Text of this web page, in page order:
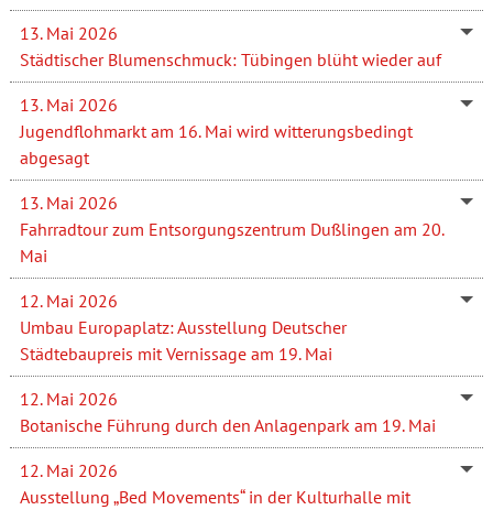
13. Mai 2026
Städtischer Blumenschmuck: Tübingen blüht wieder auf
13. Mai 2026
Jugendflohmarkt am 16. Mai wird witterungsbedingt
abgesagt
13. Mai 2026
Fahrradtour zum Entsorgungszentrum Dußlingen am 20.
Mai
12. Mai 2026
Umbau Europaplatz: Ausstellung Deutscher
Städtebaupreis mit Vernissage am 19. Mai
12. Mai 2026
Botanische Führung durch den Anlagenpark am 19. Mai
12. Mai 2026
Ausstellung „Bed Movements“ in der Kulturhalle mit